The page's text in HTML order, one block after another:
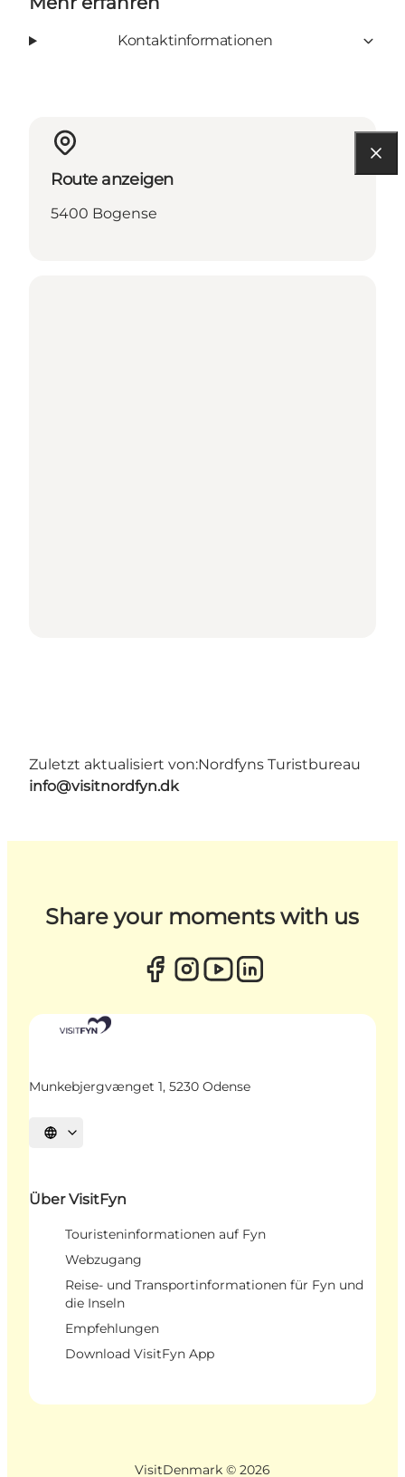
Kontaktinformationen
Route anzeigen
5400 Bogense
Zuletzt aktualisiert von:Nordfyns Turistbureau
info@visitnordfyn.dk
Share your moments with us
Munkebjergvænget 1, 5230 Odense
Sprache auswählen
Über VisitFyn
Touristeninformationen auf Fyn
Webzugang
Reise- und Transportinformationen für Fyn und
die Inseln
Empfehlungen
Download VisitFyn App
VisitDenmark © 2026